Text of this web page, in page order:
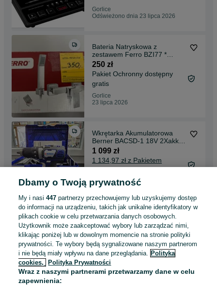
Gorlice
Odświeżono dnia 23 lipca 2026
Bateria Natryskowa z
zestawem Ferro BZI77 *
NOWA
250 zł
Pakiet Ochronny dostępny
gratis
Gorlice
23 lipca 2026
Wkrętarka Akumulatorowa
Berner BACSD-1 18V 2Xakku
5Ah * NOWA * Komis Madej
Gorlice
1 099 zł
1 134,97 zł z Pakietem
Gorlice
23 lipca 2026
Tablet LENOVO E10 Komis
Madej Gorlice
199 zł
212,14 zł z Pakietem
Ochronnym
Gorlice
23 lipca 2026
Dbamy o Twoją prywatność
My i nasi447 partnerzy przechowujemy lub uzyskujemy dostęp
do informacji na urządzeniu, takich jak unikalne identyfikatory w
plikach cookie w celu przetwarzania danych osobowych.
Użytkownik może zaakceptować wybory lub zarządzać nimi,
klikając poniżej lub w dowolnym momencie na stronie polityki
prywatności. Te wybory będą sygnalizowane naszym partnerom
i nie będą miały wpływu na dane przeglądania. Polityka
cookies,
Polityka Prywatności
Wraz z naszymi partnerami przetwarzamy dane w celu
zapewnienia: